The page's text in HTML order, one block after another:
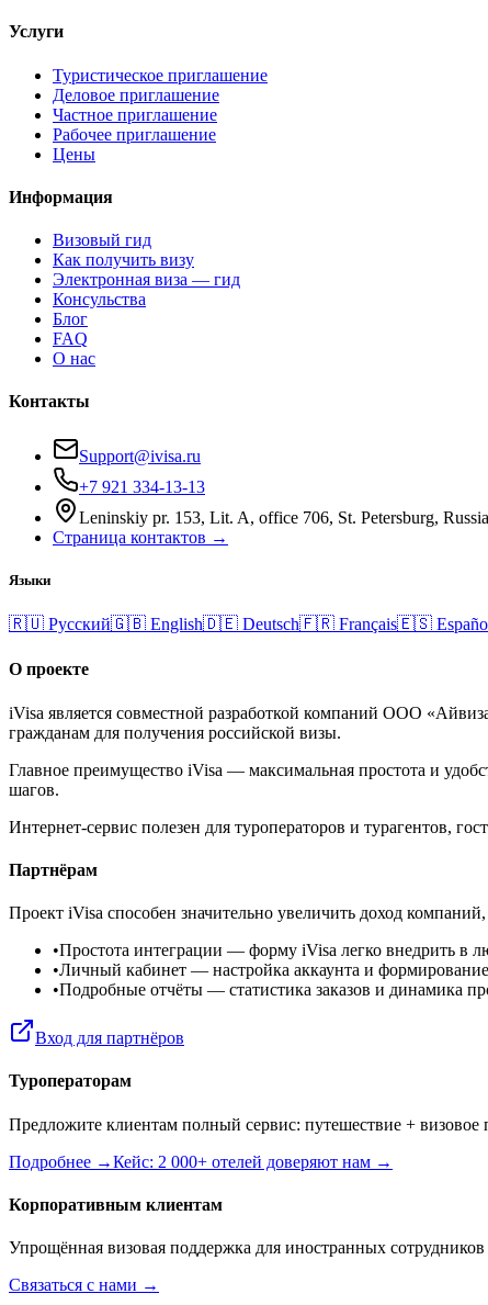
Услуги
Туристическое приглашение
Деловое приглашение
Частное приглашение
Рабочее приглашение
Цены
Информация
Визовый гид
Как получить визу
Электронная виза — гид
Консульства
Блог
FAQ
О нас
Контакты
Support@ivisa.ru
+7 921 334-13-13
Leninskiy pr. 153, Lit. A, office 706, St. Petersburg, Russia
Страница контактов →
Языки
🇷🇺 Русский🇬🇧 English🇩🇪 Deutsch🇫🇷 Français🇪🇸
О проекте
iVisa является совместной разработкой компаний ООО
гражданам для получения российской визы.
Главное преимущество iVisa — максимальная простота и
шагов.
Интернет-сервис полезен для туроператоров и турагентов,
Партнёрам
Проект iVisa способен значительно увеличить доход
•Простота интеграции — форму iVisa легко внедрить в
•Личный кабинет — настройка аккаунта и
•Подробные отчёты — статистика заказов и динамика
Вход для партнёров
Туроператорам
Предложите клиентам полный сервис: путешествие + визовое
Подробнее →Кейс: 2 000+ отелей доверяют нам →
Корпоративным клиентам
Упрощённая визовая поддержка для иностранных
Связаться с нами →